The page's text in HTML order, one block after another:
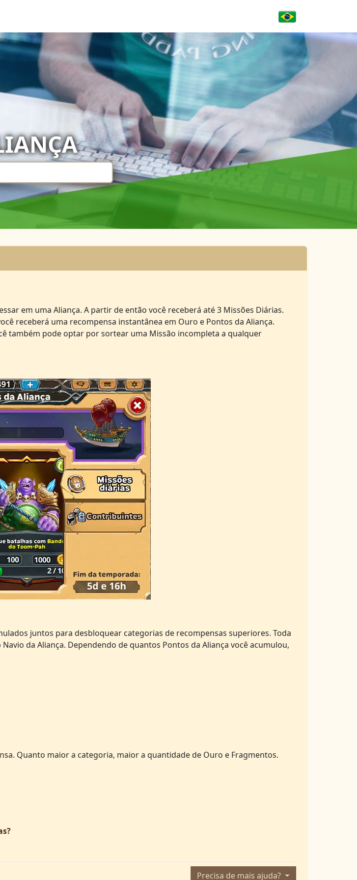
em uma Aliança. A partir de então você receberá até 3 Missões Diárias.
receberá uma recompensa instantânea em Ouro e Pontos da Aliança.
também pode optar por sortear uma Missão incompleta a qualquer
juntos para desbloquear categorias de recompensas superiores. Toda
da Aliança. Dependendo de quantos Pontos da Aliança você acumulou,
Quanto maior a categoria, maior a quantidade de Ouro e Fragmentos.
Precisa de mais ajuda?